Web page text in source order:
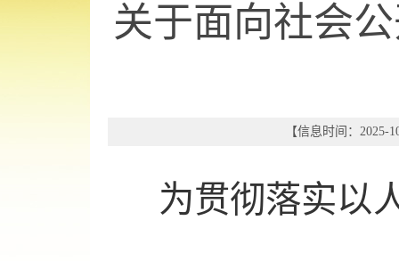
关于面向社会
【信息时间：
为贯彻落实以